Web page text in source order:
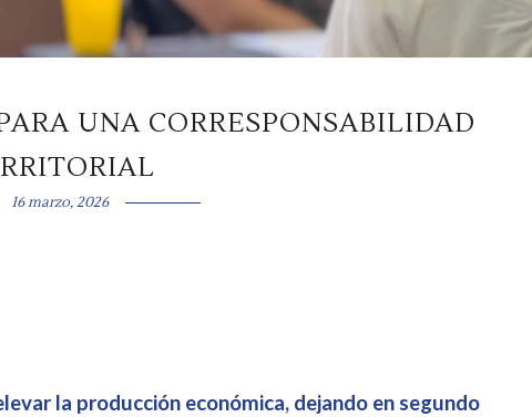
UNA CORRESPONSABILIDAD
16 marzo, 2026
la producción económica, dejando en segundo